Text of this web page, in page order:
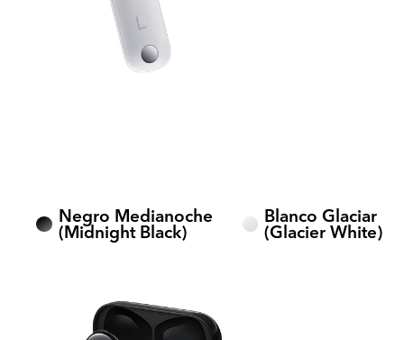
Negro Medianoche
(Midnight Black)
Blanco Glaciar
(Glacier White)